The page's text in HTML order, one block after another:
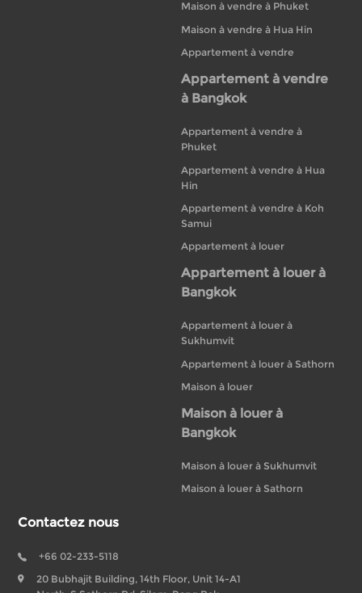
Maison à vendre à Phuket
Maison à vendre à Hua Hin
Appartement à vendre
Appartement à vendre
à Bangkok
Appartement à vendre à
Phuket
Appartement à vendre à Hua
Hin
Appartement à vendre à Koh
Samui
Appartement à louer
Appartement à louer à
Bangkok
Appartement à louer à
Sukhumvit
Appartement à louer à Sathorn
Maison à louer
Maison à louer à
Bangkok
Maison à louer à Sukhumvit
Maison à louer à Sathorn
Contactez nous
+66 02-233-5118
20 Bubhajit Building, 14th Floor, Unit 14-A1